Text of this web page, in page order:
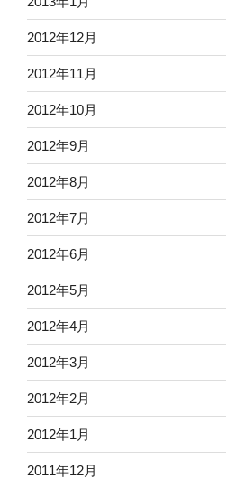
2012年12月
2012年11月
2012年10月
2012年9月
2012年8月
2012年7月
2012年6月
2012年5月
2012年4月
2012年3月
2012年2月
2012年1月
2011年12月